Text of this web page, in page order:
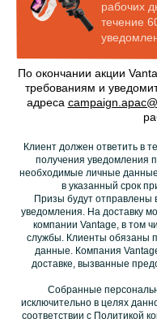
рабочих
течение
По окончании акции
требованиям и
адреса
Клиент должен ответить в
получения уведомления
необходимые личные данные
в указанный срок
Призы будут отправлены
уведомления. На доставку
компании Vantage, в том
службы. Клиенты обязаны
данные. Компания
доставке, вызванные
Собранные
исключительно в целях
соответствии с Политикой